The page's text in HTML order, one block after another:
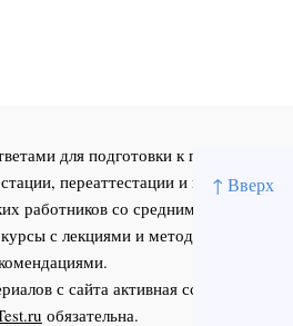
↑ Вверх
для подготовки к первичной
переаттестации и повышения
работников со средним и высшим
с лекциями и методическими
с сайта активная ссылка на
обязательна.